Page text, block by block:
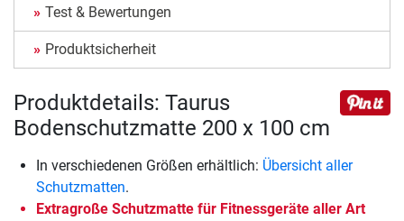
Test & Bewertungen
Produktsicherheit
Produktdetails: Taurus
Bodenschutzmatte 200 x 100 cm
In verschiedenen Größen erhältlich: Übersicht aller
Schutzmatten.
Extragroße Schutzmatte für Fitnessgeräte aller Art